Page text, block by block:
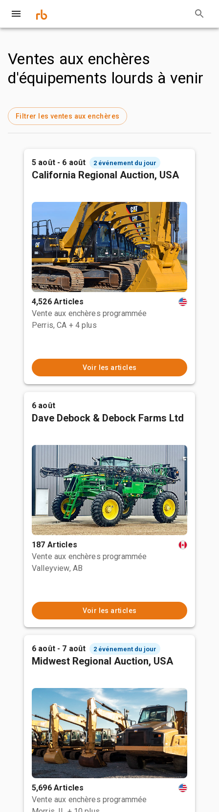
Ventes aux enchères
d'équipements lourds à venir
Filtrer les ventes aux enchères
5 août - 6 août 2 événement du jour
California Regional Auction, USA
4,526 Articles
Vente aux enchères programmée
Perris, CA + 4 plus
Voir les articles
6 août
Dave Debock & Debock Farms Ltd
187 Articles
Vente aux enchères programmée
Valleyview, AB
Voir les articles
6 août - 7 août 2 événement du jour
Midwest Regional Auction, USA
5,696 Articles
Vente aux enchères programmée